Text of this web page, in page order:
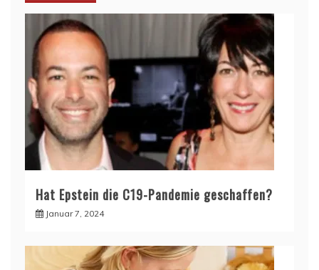
Hat Epstein die C19-Pandemie geschaffen?
Januar 7, 2024